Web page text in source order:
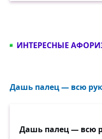
держится вдали от
ИНТЕРЕСНЫЕ
Дашь палец — всю
Дашь палец — всю